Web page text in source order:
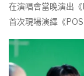
在演唱會當晚演出
首次現場演繹《